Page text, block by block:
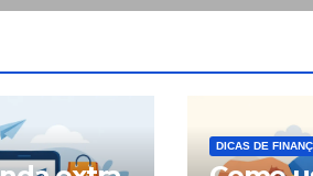
DICAS DE